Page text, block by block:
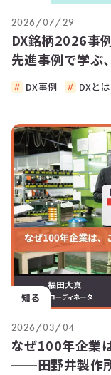
2026/07/29
DX銘柄2026事
先進事例で学ぶ
DX事例 DXとは
知る
2026/03/04
なぜ100年企業
──田野井製作